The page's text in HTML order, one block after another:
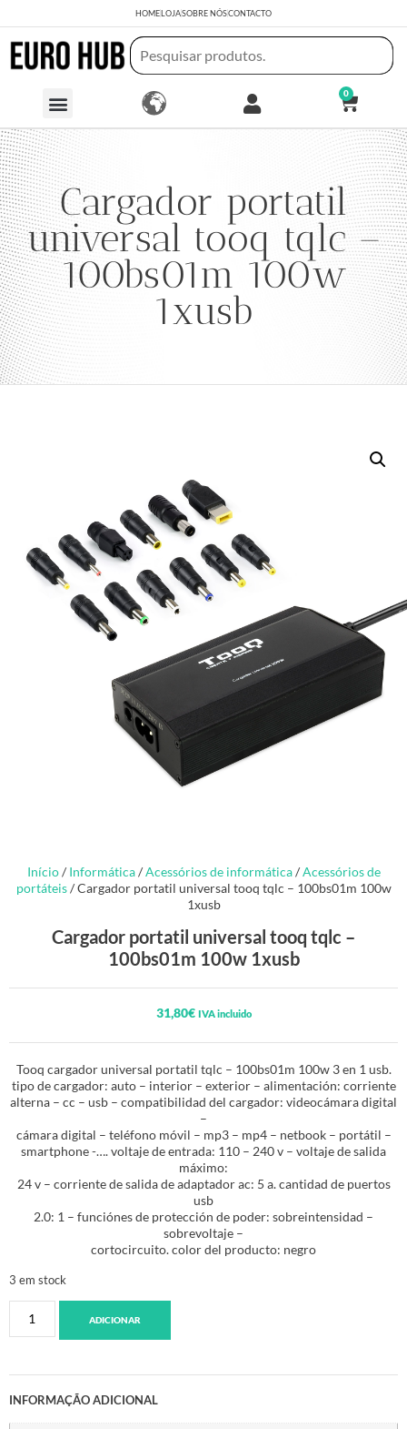
HOMELOJASOBRE NÓSCONTACTO
0
Cargador portatil
universal tooq tqlc –
100bs01m 100w
1xusb
Início/ Informática/Acessórios de informática/Acessórios de
portáteis/ Cargador portatil universal tooq tqlc – 100bs01m 100w
1xusb
Cargador portatil universal tooq tqlc –
100bs01m 100w 1xusb
31,80€ IVA incluido
Tooq cargador universal portatil tqlc – 100bs01m 100w 3 en 1 usb.
tipo de cargador: auto – interior – exterior – alimentación: corriente
alterna – cc – usb – compatibilidad del cargador: videocámara digital
–
cámara digital – teléfono móvil – mp3 – mp4 – netbook – portátil –
smartphone -…. voltaje de entrada: 110 – 240 v – voltaje de salida
máximo:
24 v – corriente de salida de adaptador ac: 5 a. cantidad de puertos
usb
2.0: 1 – funciónes de protección de poder: sobreintensidad –
sobrevoltaje –
cortocircuito. color del producto: negro
3 em stock
ADICIONAR
INFORMAÇÃO ADICIONAL